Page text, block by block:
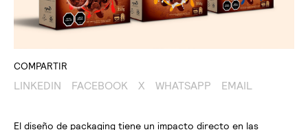
COMPARTIR
LINKEDIN FACEBOOK X WHATSAPP EMAIL
El diseño de packaging tiene un impacto directo en las